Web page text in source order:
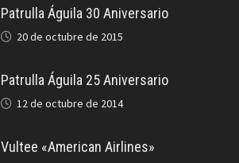
Patrulla Águila 30 Aniversario
20 de octubre de 2015
Patrulla Águila 25 Aniversario
12 de octubre de 2014
Vultee «American Airlines»